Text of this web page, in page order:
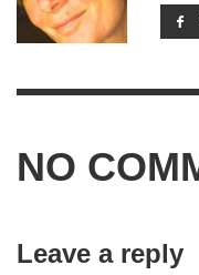
NO
Leave a reply